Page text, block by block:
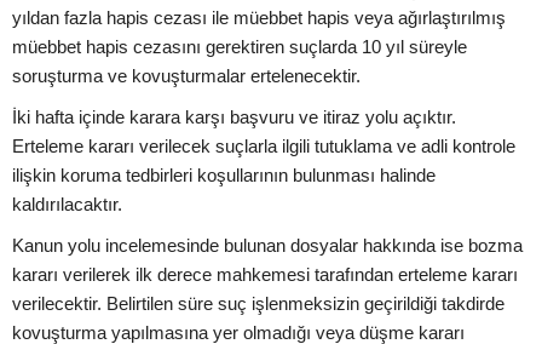
yıldan fazla hapis cezası ile müebbet hapis veya ağırlaştırılmış
müebbet hapis cezasını gerektiren suçlarda 10 yıl süreyle
soruşturma ve kovuşturmalar ertelenecektir.
İki hafta içinde karara karşı başvuru ve itiraz yolu açıktır.
Erteleme kararı verilecek suçlarla ilgili tutuklama ve adli kontrole
ilişkin koruma tedbirleri koşullarının bulunması halinde
kaldırılacaktır.
Kanun yolu incelemesinde bulunan dosyalar hakkında ise bozma
kararı verilerek ilk derece mahkemesi tarafından erteleme kararı
verilecektir. Belirtilen süre suç işlenmeksizin geçirildiği takdirde
kovuşturma yapılmasına yer olmadığı veya düşme kararı